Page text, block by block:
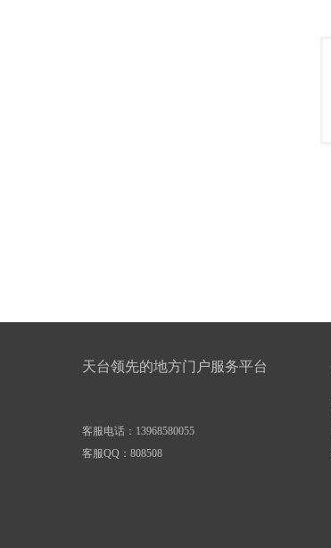
天台领先的地方门户服务平台
客服电话：13968580055
客服QQ： 808508